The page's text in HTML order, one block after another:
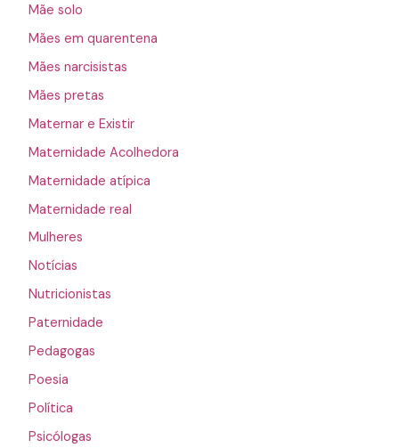
Mãe solo
Mães em quarentena
Mães narcisistas
Mães pretas
Maternar e Existir
Maternidade Acolhedora
Maternidade atípica
Maternidade real
Mulheres
Notícias
Nutricionistas
Paternidade
Pedagogas
Poesia
Política
Psicólogas